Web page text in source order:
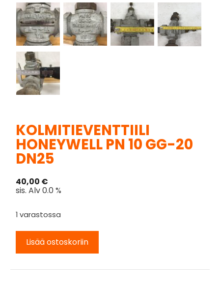
KOLMITIEVENTTIILI
HONEYWELL PN 10 GG-20
DN25
40,00 €
sis. Alv 0.0 %
1 varastossa
Lisää ostoskoriin